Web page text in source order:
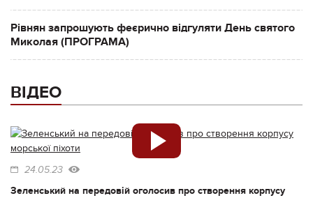
Рівнян запрошують феєрично відгуляти День святого
Миколая (ПРОГРАМА)
ВІДЕО
24.05.23
Зеленський на передовій оголосив про створення корпусу